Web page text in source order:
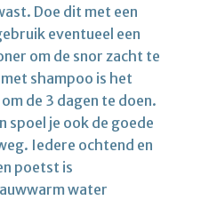
Doe dit met een
eventueel een
om de snor zacht te
shampoo is het
de 3 dagen te doen.
spoel je ook de goede
Iedere ochtend en
poetst is
water